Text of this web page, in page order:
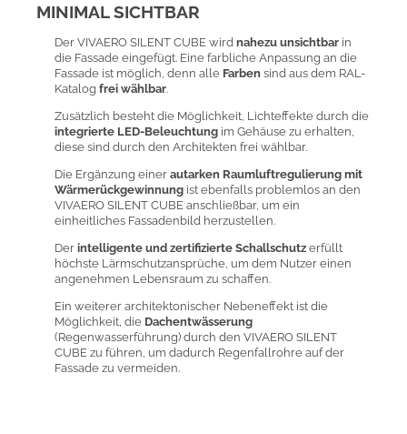
MINIMAL SICHTBAR
Der VIVAERO SILENT CUBE wirdnahezu unsichtbar in
die Fassade eingefügt. Eine farbliche Anpassung an die
Fassade ist möglich, denn alle Farben sind aus dem RAL-
Katalogfrei wählbar.
Zusätzlich besteht die Möglichkeit, Lichteffekte durch die
integrierte LED-Beleuchtung im Gehäuse zu erhalten,
diese sind durch den Architekten frei wählbar.
Die Ergänzung einerautarken Raumluftregulierung mit
Wärmerückgewinnung ist ebenfalls problemlos an den
VIVAERO SILENT CUBE anschließbar, umein
einheitliches Fassadenbild herzustellen.
Derintelligente und zertifizierteSchallschutz erfüllt
höchste Lärmschutzansprüche, um dem Nutzer einen
angenehmen Lebensraum zu schaffen.
Ein weiterer architektonischer Nebeneffekt ist die
Möglichkeit, die Dachentwässerung
(Regenwasserführung) durch den VIVAERO SILENT
CUBE zu führen, um dadurch Regenfallrohre auf der
Fassade zu vermeiden.